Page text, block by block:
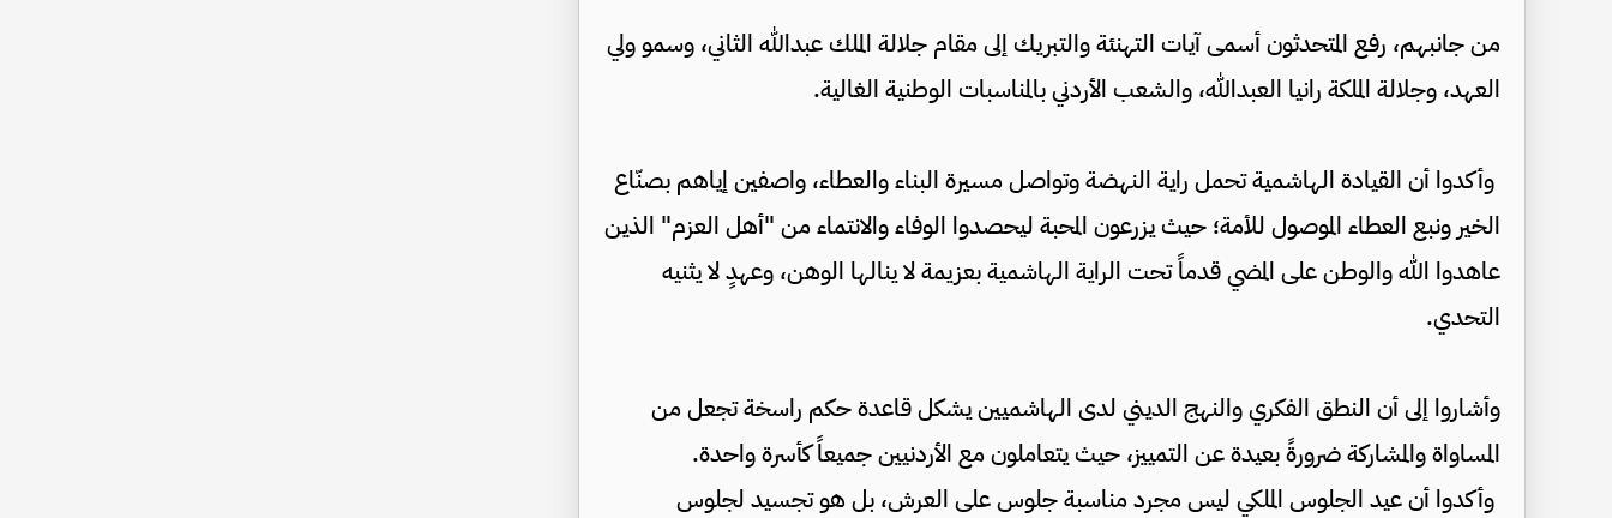
من جانبهم، رفع المتحدثون أسمى آيات التهنئة والتبريك إلى مقام جلالة الملك عبدالله الثاني، وسمو ولي
العهد، وجلالة الملكة رانيا العبدالله، والشعب الأردني بالمناسبات الوطنية الغالية.
وأكدوا أن القيادة الهاشمية تحمل راية النهضة وتواصل مسيرة البناء والعطاء، واصفين إياهم بصنّاع
الخير ونبع العطاء الموصول للأمة؛ حيث يزرعون المحبة ليحصدوا الوفاء والانتماء من "أهل العزم" الذين
عاهدوا الله والوطن على المضي قدماً تحت الراية الهاشمية بعزيمة لا ينالها الوهن، وعهدٍ لا يثنيه
التحدي.
وأشاروا إلى أن النطق الفكري والنهج الديني لدى الهاشميين يشكل قاعدة حكم راسخة تجعل من
المساواة والمشاركة ضرورةً بعيدة عن التمييز، حيث يتعاملون مع الأردنيين جميعاً كأسرة واحدة.
وأكدوا أن عيد الجلوس الملكي ليس مجرد مناسبة جلوس على العرش، بل هو تجسيد لجلوس